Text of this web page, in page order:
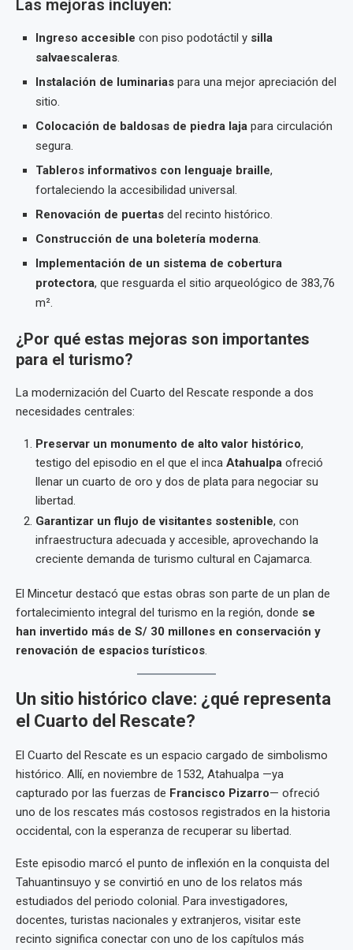
Las mejoras incluyen:
Ingreso accesible con piso podotáctil y silla
salvaescaleras.
Instalación de luminarias para una mejor apreciación del
sitio.
Colocación de baldosas de piedra laja para circulación
segura.
Tableros informativos con lenguaje braille,
fortaleciendo la accesibilidad universal.
Renovación de puertas del recinto histórico.
Construcción de una boletería moderna.
Implementación de un sistema de cobertura
protectora, que resguarda el sitio arqueológico de 383,76
m².
¿Por qué estas mejoras son importantes
para el turismo?
La modernización del Cuarto del Rescate responde a dos
necesidades centrales:
Preservar un monumento de alto valor histórico,
testigo del episodio en el que el inca Atahualpa ofreció
llenar un cuarto de oro y dos de plata para negociar su
libertad.
Garantizar un flujo de visitantes sostenible, con
infraestructura adecuada y accesible, aprovechando la
creciente demanda de turismo cultural en Cajamarca.
El Mincetur destacó que estas obras son parte de un plan de
fortalecimiento integral del turismo en la región, donde se
han invertido más de S/ 30 millones en conservación y
renovación de espacios turísticos.
Un sitio histórico clave: ¿qué representa
el Cuarto del Rescate?
El Cuarto del Rescate es un espacio cargado de simbolismo
histórico. Allí, en noviembre de 1532, Atahualpa —ya
capturado por las fuerzas de Francisco Pizarro— ofreció
uno de los rescates más costosos registrados en la historia
occidental, con la esperanza de recuperar su libertad.
Este episodio marcó el punto de inflexión en la conquista del
Tahuantinsuyo y se convirtió en uno de los relatos más
estudiados del periodo colonial. Para investigadores,
docentes, turistas nacionales y extranjeros, visitar este
recinto significa conectar con uno de los capítulos más